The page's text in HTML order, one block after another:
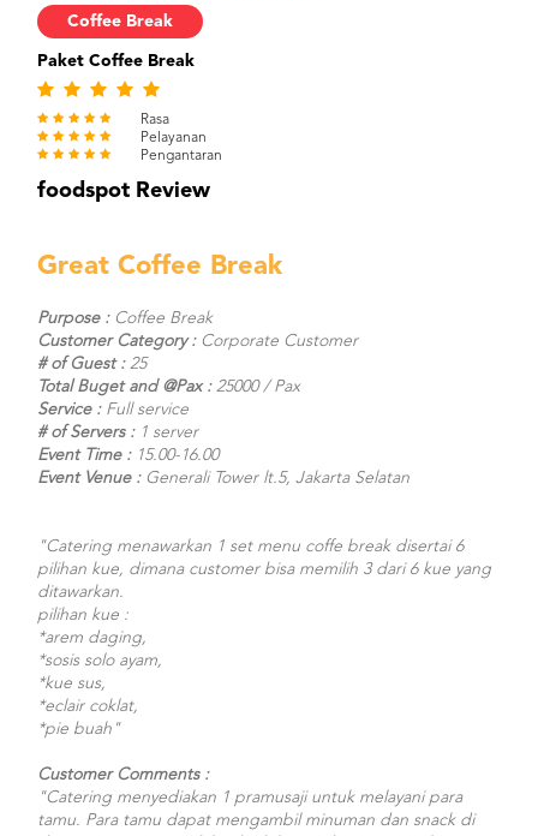
Coffee Break
Paket Coffee Break
Rasa
Pelayanan
Pengantaran
foodspot Review
Great Coffee Break
Purpose :Coffee Break
Customer Category :Corporate Customer
# of Guest :25
Total Buget and @Pax :25000 / Pax
Service :Full service
# of Servers :1 server
Event Time :15.00-16.00
Event Venue :Generali Tower lt.5, Jakarta Selatan
"Catering menawarkan 1 set menu coffe break disertai 6
pilihan kue, dimana customer bisa memilih 3 dari 6 kue yang
ditawarkan.
pilihan kue :
*arem daging,
*sosis solo ayam,
*kue sus,
*eclair coklat,
*pie buah"
Customer Comments :
"Catering menyediakan 1 pramusaji untuk melayani para
tamu. Para tamu dapat mengambil minuman dan snack di